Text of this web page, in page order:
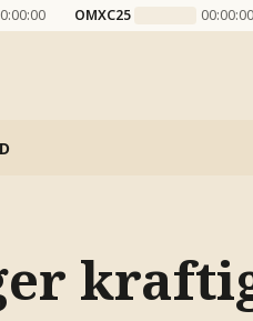
OMXC25 00:00:00